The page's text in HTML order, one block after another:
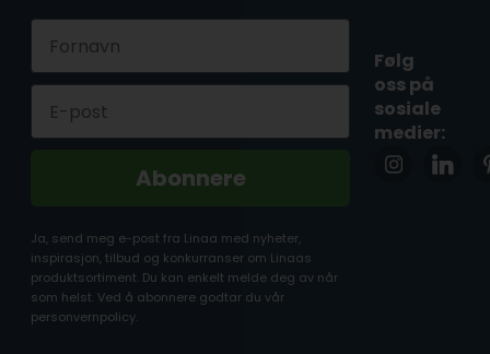
Abonnere
Ja, send meg e-post fra Linaa med nyheter,
inspirasjon, tilbud og konkurranser om Linaas
produktsortiment. Du kan enkelt melde deg av når
som helst. Ved å abonnere godtar du vår
personvernpolicy.
Følg
oss på
sosiale
medier: